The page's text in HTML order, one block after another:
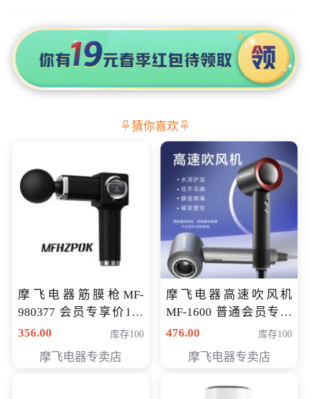
猜你喜欢
摩飞电器筋膜枪MF-
980377 会员专享价199
元
356.00 库存100
摩飞电器专卖店
摩飞电器高速吹风机
MF-1600 普通会员专享
价298元
476.00 库存100
摩飞电器专卖店